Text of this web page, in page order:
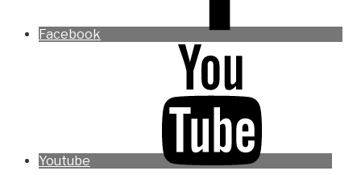
Facebook
Youtube